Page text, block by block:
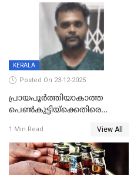
KERALA
Posted On 23-12-2025
പ്രായപൂർത്തിയാകാത്ത
പെൺകുട്ടിയ്ക്കെതിരെ
59 വർഷം തടവും 90,൦൦൦ രൂപ
പിഴയും ശിക്ഷ
1 Min Read View All